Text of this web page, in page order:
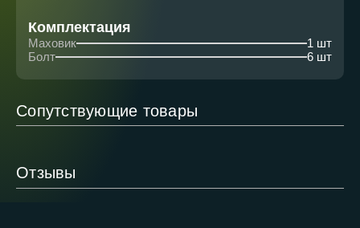
Комплектация
Маховик
1 шт
Болт
6 шт
Сопутствующие товары
Отзывы